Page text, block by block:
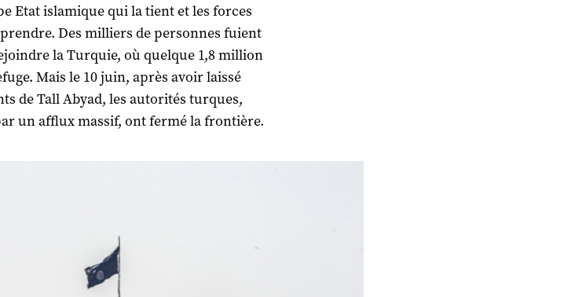
Etat islamique qui la tient et les forces
Des milliers de personnes fuient
la Turquie, où quelque 1,8 million
Mais le 10 juin, après avoir laissé
de Tall Abyad, les autorités turques,
un afflux massif, ont fermé la frontière.